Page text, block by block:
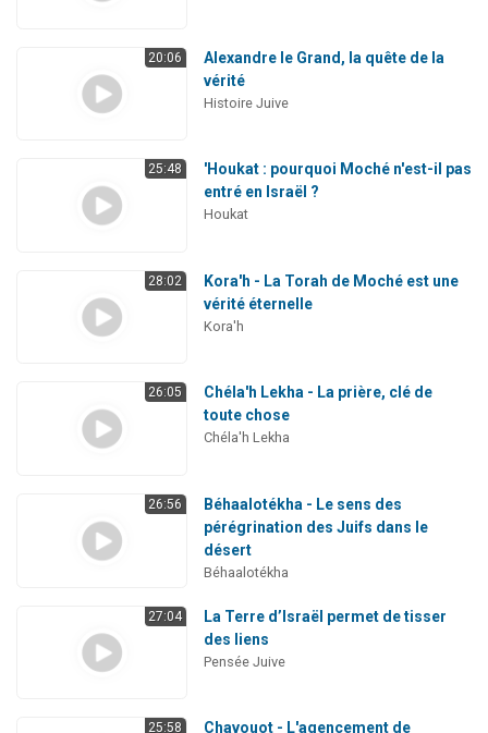
20:06
Alexandre le Grand, la quête de la
vérité
Histoire Juive
25:48
'Houkat : pourquoi Moché n'est-il pas
entré en Israël ?
Houkat
28:02
Kora'h - La Torah de Moché est une
vérité éternelle
Kora'h
26:05
Chéla'h Lekha - La prière, clé de
toute chose
Chéla'h Lekha
26:56
Béhaalotékha - Le sens des
pérégrination des Juifs dans le
désert
Béhaalotékha
27:04
La Terre d’Israël permet de tisser
des liens
Pensée Juive
25:58 Chavouot - L'agencement de